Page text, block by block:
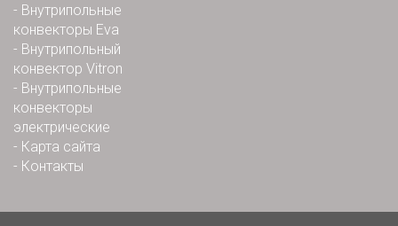
- Внутрипольные
конвекторы Eva
- Внутрипольный
конвектор Vitron
- Внутрипольные
конвекторы
электрические
- Карта сайта
- Контакты